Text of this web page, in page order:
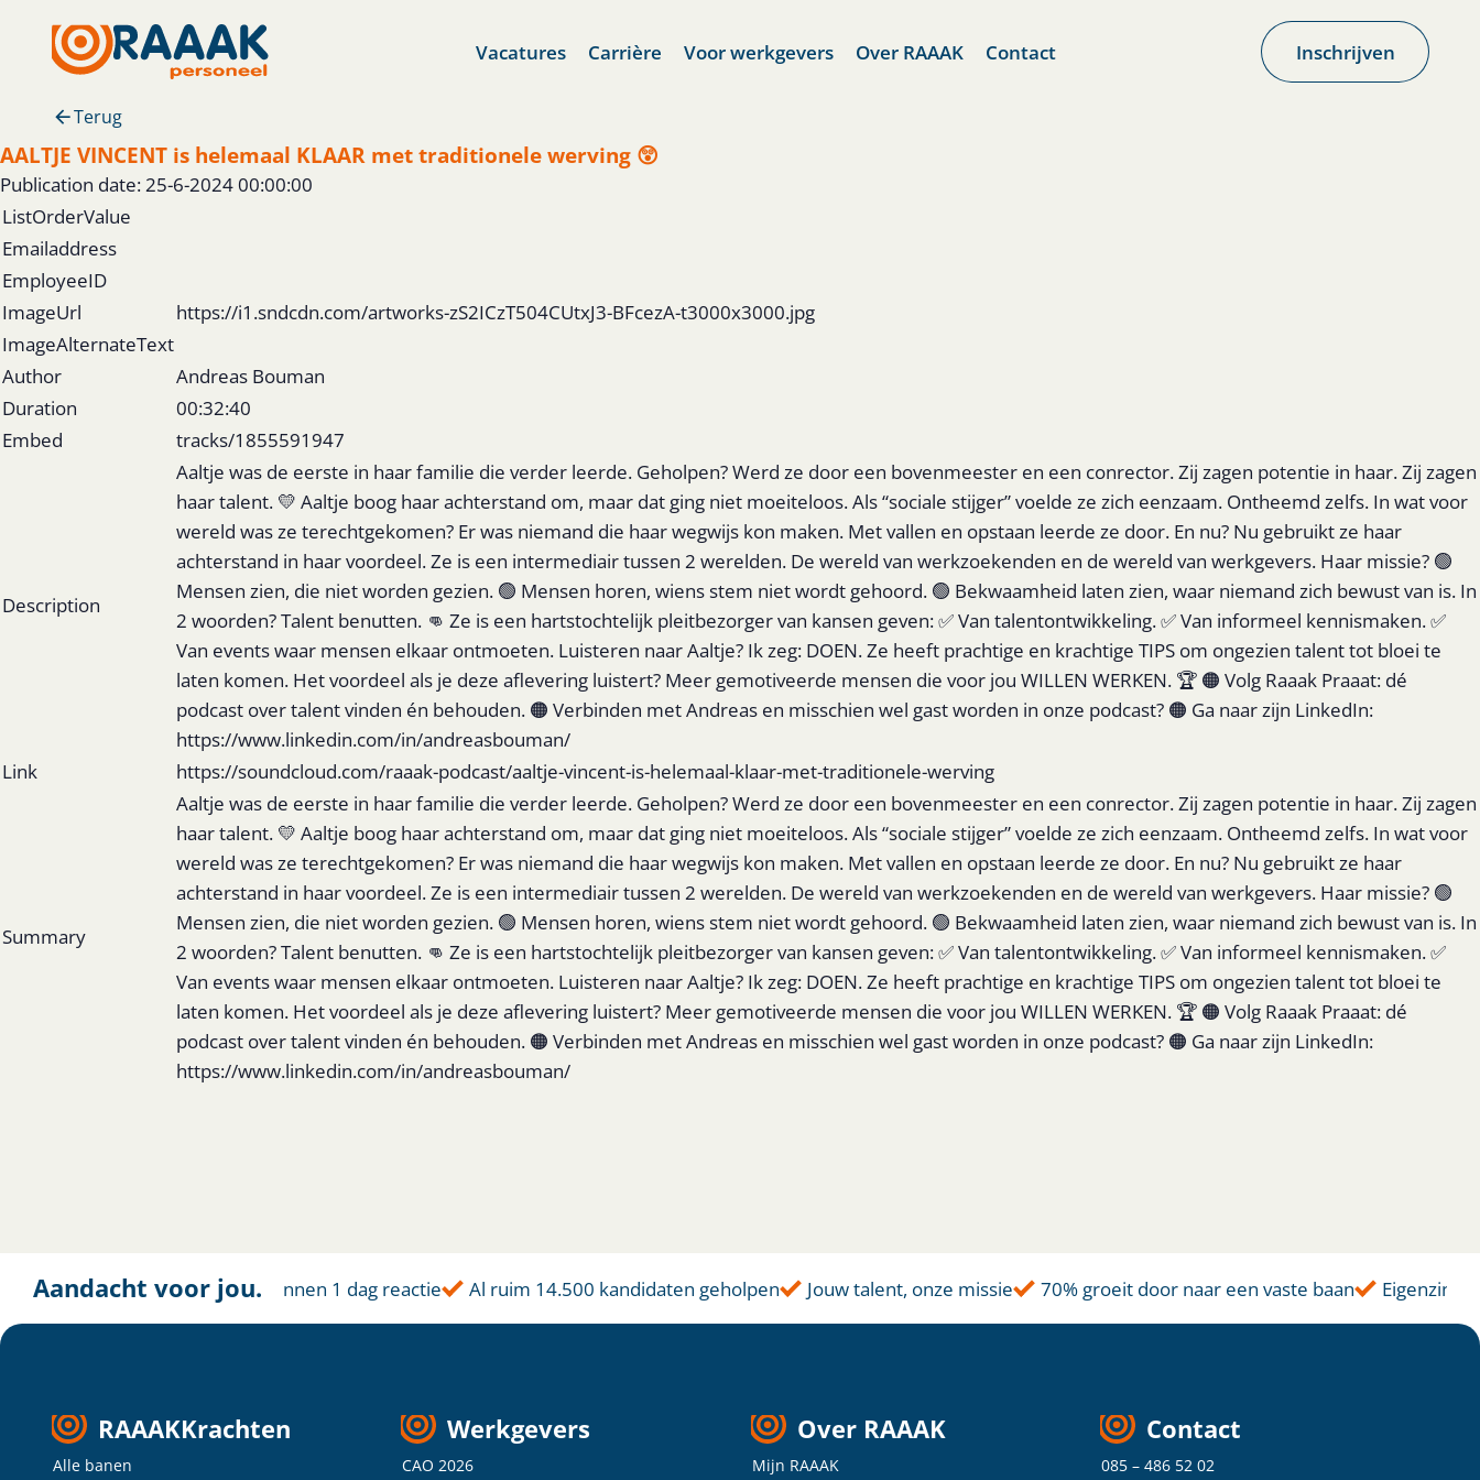
Vacatures Carrière Voor werkgevers Over RAAAK Contact Inschrijven
Terug
AALTJE VINCENT is helemaal KLAAR met traditionele werving 😲
Publication date: 25-6-2024 00:00:00
ListOrderValue
Emailaddress
EmployeeID
ImageUrl
https://i1.sndcdn.com/artworks-zS2ICzT504CUtxJ3-BFcezA-t3000x3000.jpg
ImageAlternateText
Author
Andreas Bouman
Duration
00:32:40
Embed
tracks/1855591947
Description
Aaltje was de eerste in haar familie die verder leerde. Geholpen? Werd ze door een bovenmeester en een conrector. Zij zagen potentie in haar. Zij zagen
haar talent. 💛 Aaltje boog haar achterstand om, maar dat ging niet moeiteloos. Als “sociale stijger” voelde ze zich eenzaam. Ontheemd zelfs. In wat voor
wereld was ze terechtgekomen? Er was niemand die haar wegwijs kon maken. Met vallen en opstaan leerde ze door. En nu? Nu gebruikt ze haar
achterstand in haar voordeel. Ze is een intermediair tussen 2 werelden. De wereld van werkzoekenden en de wereld van werkgevers. Haar missie? 🟢
Mensen zien, die niet worden gezien. 🟢 Mensen horen, wiens stem niet wordt gehoord. 🟢 Bekwaamheid laten zien, waar niemand zich bewust van is. In
2 woorden? Talent benutten. 👊 Ze is een hartstochtelijk pleitbezorger van kansen geven: ✅ Van talentontwikkeling. ✅ Van informeel kennismaken. ✅
Van events waar mensen elkaar ontmoeten. Luisteren naar Aaltje? Ik zeg: DOEN. Ze heeft prachtige en krachtige TIPS om ongezien talent tot bloei te
laten komen. Het voordeel als je deze aflevering luistert? Meer gemotiveerde mensen die voor jou WILLEN WERKEN. 🏆 🟠 Volg Raaak Praaat: dé
podcast over talent vinden én behouden. 🟠 Verbinden met Andreas en misschien wel gast worden in onze podcast? 🟠 Ga naar zijn LinkedIn:
https://www.linkedin.com/in/andreasbouman/
Link
https://soundcloud.com/raaak-podcast/aaltje-vincent-is-helemaal-klaar-met-traditionele-werving
Summary
Aaltje was de eerste in haar familie die verder leerde. Geholpen? Werd ze door een bovenmeester en een conrector. Zij zagen potentie in haar. Zij zagen
haar talent. 💛 Aaltje boog haar achterstand om, maar dat ging niet moeiteloos. Als “sociale stijger” voelde ze zich eenzaam. Ontheemd zelfs. In wat voor
wereld was ze terechtgekomen? Er was niemand die haar wegwijs kon maken. Met vallen en opstaan leerde ze door. En nu? Nu gebruikt ze haar
achterstand in haar voordeel. Ze is een intermediair tussen 2 werelden. De wereld van werkzoekenden en de wereld van werkgevers. Haar missie? 🟢
Mensen zien, die niet worden gezien. 🟢 Mensen horen, wiens stem niet wordt gehoord. 🟢 Bekwaamheid laten zien, waar niemand zich bewust van is. In
2 woorden? Talent benutten. 👊 Ze is een hartstochtelijk pleitbezorger van kansen geven: ✅ Van talentontwikkeling. ✅ Van informeel kennismaken. ✅
Van events waar mensen elkaar ontmoeten. Luisteren naar Aaltje? Ik zeg: DOEN. Ze heeft prachtige en krachtige TIPS om ongezien talent tot bloei te
laten komen. Het voordeel als je deze aflevering luistert? Meer gemotiveerde mensen die voor jou WILLEN WERKEN. 🏆 🟠 Volg Raaak Praaat: dé
podcast over talent vinden én behouden. 🟠 Verbinden met Andreas en misschien wel gast worden in onze podcast? 🟠 Ga naar zijn LinkedIn:
https://www.linkedin.com/in/andreasbouman/
Aandacht voor jou.
Altijd dichtbij Binnen 1 dag reactie Al ruim 14.500 kandidaten geholpen Jouw talent, onze missie 70% groeit door naar een vaste baan
RAAAKKrachten
Alle banen
Werkgevers
CAO 2026
Over RAAAK
Mijn RAAAK
Contact
085 – 486 52 02